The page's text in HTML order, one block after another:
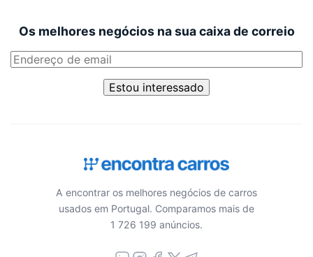
Os melhores negócios na sua caixa de correio
Estou interessado
A encontrar os melhores negócios de carros
usados em Portugal. Comparamos mais de
1 726 199 anúncios.